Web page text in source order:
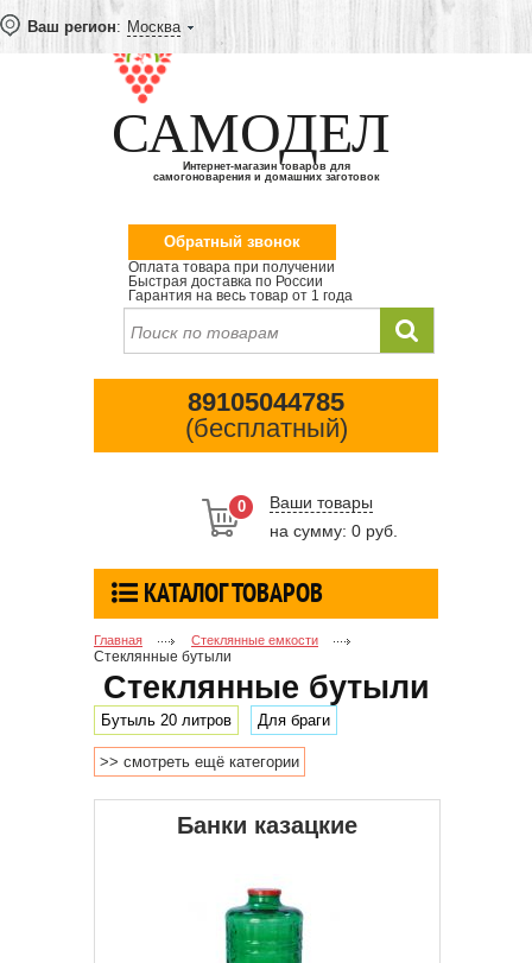
Ваш регион: Москва
САМОДЕЛ
Интернет-магазин товаров для
самогоноварения и домашних заготовок
Обратный звонок
Оплата товара при получении
Быстрая доставка по России
Гарантия на весь товар от 1 года
89105044785
(бесплатный)
0
Ваши товары
на сумму: 0 руб.
КАТАЛОГ ТОВАРОВ
Главная Стеклянные емкости
Стеклянные бутыли
Стеклянные бутыли
Бутыль 20 литров Для браги
Для вина Для настоек
Для спирта
>> смотреть ещё категории
Банки казацкие